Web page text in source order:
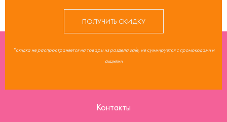
ПОЛУЧИТЬ СКИДКУ
*скидка не распространяется на товары из раздела sale, не суммируется с промокодами и
акциями
Контакты